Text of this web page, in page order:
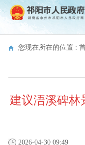
您现在所在的位置 :
建议浯溪碑林
2026-04-30 09:49